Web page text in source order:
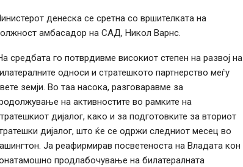
денеска се сретна со вршителката на
амбасадор на САД, Никол Варнс.
средбата го потврдивме високиот степен на развој на
односи и стратешкото партнерство меѓу
земји. Во таа насока, разговаравме за
на активностите во рамките на
дијалог, како и за подготовките за вториот
дијалог, што ќе се одржи следниот месец во
Ја реафирмирав посветеноста на Владата кон
продлабочување на билатералната